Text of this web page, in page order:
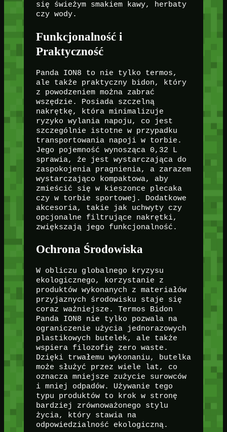
się świeżym smakiem kawy, herbaty
czy wody.
Funkcjonalność i
Praktyczność
Panda ION8 to nie tylko termos,
ale także praktyczny bidon, który
z powodzeniem można zabrać
wszędzie. Posiada szczelną
nakrętkę, która minimalizuje
ryzyko wylania napoju, co jest
szczególnie istotne w przypadku
transportowania napoji w torbie.
Jego pojemność wynosząca 0,32 L
sprawia, że jest wystarczająca do
zaspokojenia pragnienia, a zarazem
wystarczająco kompaktowa, aby
zmieścić się w kieszonce plecaka
czy w torbie sportowej. Dodatkowe
akcesoria, takie jak uchwyty czy
opcjonalne filtrujące nakrętki,
zwiększają jego funkcjonalność.
Ochrona Środowiska
W obliczu globalnego kryzysu
ekologicznego, korzystanie z
produktów wykonanych z materiałów
przyjaznych środowisku staje się
coraz ważniejsze. Termos Bidon
Panda ION8 nie tylko pozwala na
ograniczenie użycia jednorazowych
plastikowych butelek, ale także
wspiera filozofię zero waste.
Dzięki trwałemu wykonaniu, butelka
może służyć przez wiele lat, co
oznacza mniejsze zużycie surowców
i mniej odpadów. Używanie tego
typu produktów to krok w stronę
bardziej zrównoważonego stylu
życia, który stawia na
odpowiedzialność ekologiczną.